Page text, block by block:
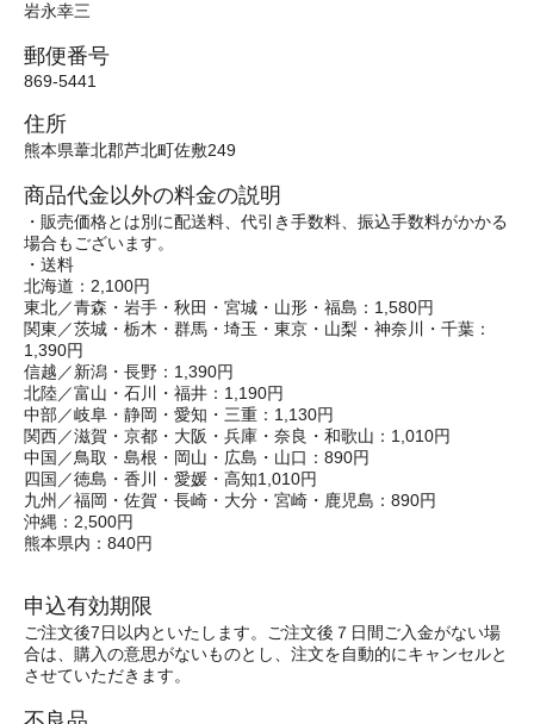
岩永幸三
郵便番号
869-5441
住所
熊本県葦北郡芦北町佐敷249
商品代金以外の料金の説明
・販売価格とは別に配送料、代引き手数料、振込手数料がかかる
場合もございます。
・送料
北海道：2,100円
東北／青森・岩手・秋田・宮城・山形・福島：1,580円
関東／茨城・栃木・群馬・埼玉・東京・山梨・神奈川・千葉：
1,390円
信越／新潟・長野：1,390円
北陸／富山・石川・福井：1,190円
中部／岐阜・静岡・愛知・三重：1,130円
関西／滋賀・京都・大阪・兵庫・奈良・和歌山：1,010円
中国／鳥取・島根・岡山・広島・山口：890円
四国／徳島・香川・愛媛・高知1,010円
九州／福岡・佐賀・長崎・大分・宮崎・鹿児島：890円
沖縄：2,500円
熊本県内：840円
申込有効期限
ご注文後7日以内といたします。ご注文後７日間ご入金がない場
合は、購入の意思がないものとし、注文を自動的にキャンセルと
させていただきます。